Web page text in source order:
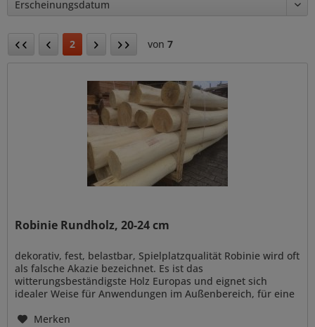
2 von 7
Robinie Rundholz, 20-24 cm
dekorativ, fest, belastbar, Spielplatzqualität Robinie wird oft
als falsche Akazie bezeichnet. Es ist das
witterungsbeständigste Holz Europas und eignet sich
idealer Weise für Anwendungen im Außenbereich, für eine
Merken